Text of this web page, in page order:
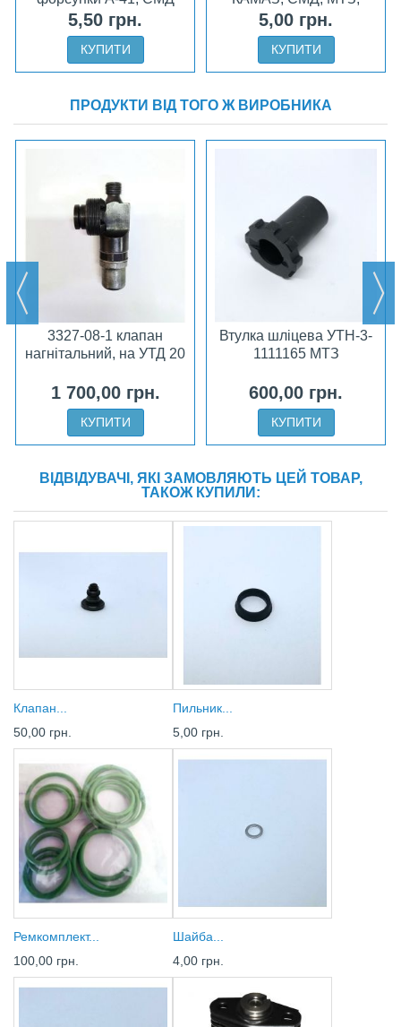
5,50 грн.
КУПИТИ
ЮМЗ
5,00 грн.
КУПИТИ
ПРОДУКТИ ВІД ТОГО Ж ВИРОБНИКА
3327-08-1 клапан
нагнітальний, на УТД 20
1 700,00 грн.
КУПИТИ
Втулка шліцева УТН-3-
1111165 МТЗ
600,00 грн.
КУПИТИ
ВІДВІДУВАЧІ, ЯКІ ЗАМОВЛЯЮТЬ ЦЕЙ ТОВАР,
ТАКОЖ КУПИЛИ:
Клапан...
50,00 грн.
Пильник...
5,00 грн.
Ремкомплект...
100,00 грн.
Шайба...
4,00 грн.